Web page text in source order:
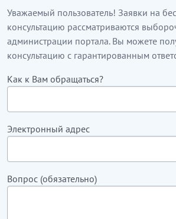
Уважаемый пользователь! Заявки на
консультацию рассматриваются
администрации портала. Вы можете
консультацию с гарантированным
Как к Вам обращаться?
Электронный адрес
Вопрос (обязательно)